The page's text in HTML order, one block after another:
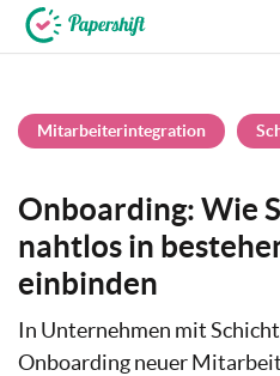
Mitarbeiterintegration
Onboarding: Wie
nahtlos in
einbinden
In Unternehmen mit
Onboarding neuer